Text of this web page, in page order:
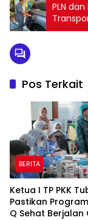
PLN
Pos Terkait
BERITA
Ketua I TP PKK
Pastikan
Q Sehat Berjalan